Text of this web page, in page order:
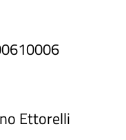
Ettorelli